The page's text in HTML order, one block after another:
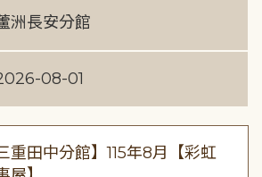
洲長安分館
08-01
重田中分館】115年8月【彩虹